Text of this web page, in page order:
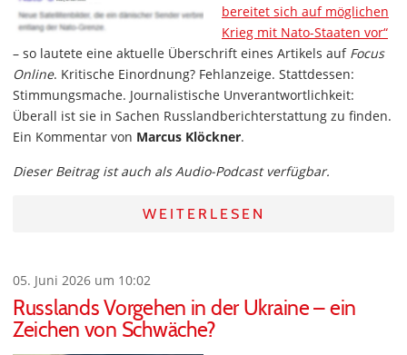
bereitet sich auf möglichen
Krieg mit Nato-Staaten vor“
– so lautete eine aktuelle Überschrift eines Artikels auf Focus
Online. Kritische Einordnung? Fehlanzeige. Stattdessen:
Stimmungsmache. Journalistische Unverantwortlichkeit:
Überall ist sie in Sachen Russlandberichterstattung zu finden.
Ein Kommentar von Marcus Klöckner.
Dieser Beitrag ist auch als Audio-Podcast verfügbar.
WEITERLESEN
05. Juni 2026 um 10:02
Russlands Vorgehen in der Ukraine – ein
Zeichen von Schwäche?